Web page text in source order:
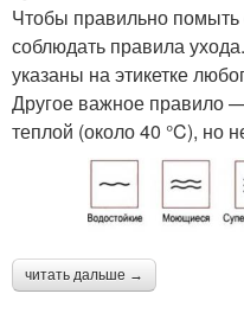
Чтобы правильно
соблюдать правила
указаны на этикетке
Другое важное правило
теплой (около 40 °C), но
читать дальше →